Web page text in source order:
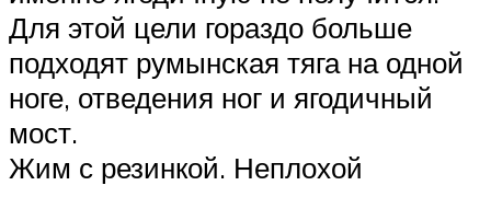
Для этой цели гораздо больше
подходят румынская тяга на одной
ноге, отведения ног и ягодичный
мост.
Жим с резинкой. Неплохой